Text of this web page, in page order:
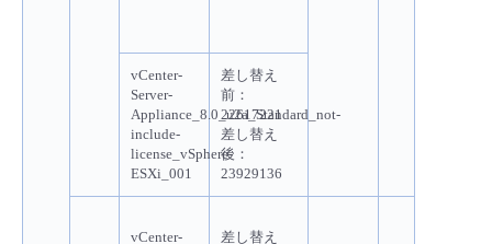
vCenter-
Server-
Appliance_8.0_u2a_Standard_not-
include-
license_vSphere-
ESXi_001
差し替え
前 ：
22617221
差し替え
後 ：
23929136
vCenter-
差し替え